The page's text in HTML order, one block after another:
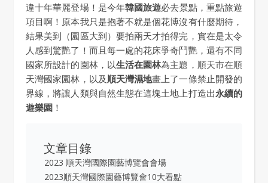
違十年華麗登場！是今年韓國旅遊必去景點，重點旅遊
項目啊！原本我只是抱著不就是個花博沒有什麼期待，
結果美到（園區大到）要拍兩天才拍得完，實在是太令
人感到驚艷了！而且每一處的花床爭奇鬥艷，還有不同
國家所設計的園林，以生活在園林為主題，順天市在順
天灣國家園林，以及 順天灣濕地畫上了一條禁止開發的
界線，將讓人類與自然生態在這塊土地上打造出永續的
遊樂園 ！
文章目錄
2023 順天灣國際園藝博覽會會場
2023順天灣國際園藝博覽會10大看點